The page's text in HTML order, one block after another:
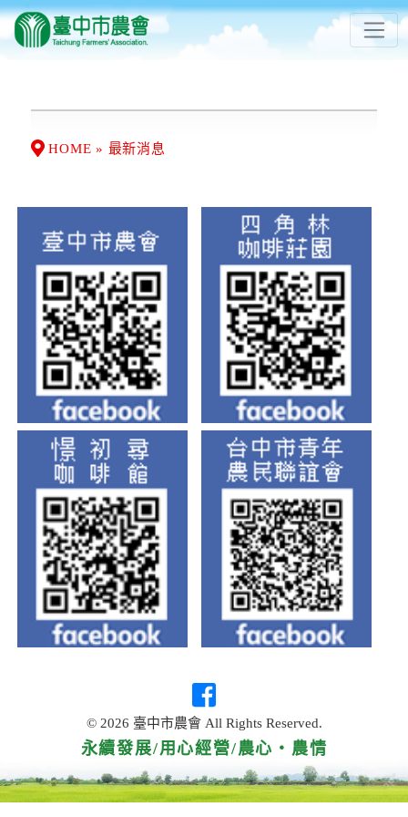
HOME » 最新消息
© 2026 臺中市農會 All Rights Reserved.
永續發展/用心經營/農心‧農情